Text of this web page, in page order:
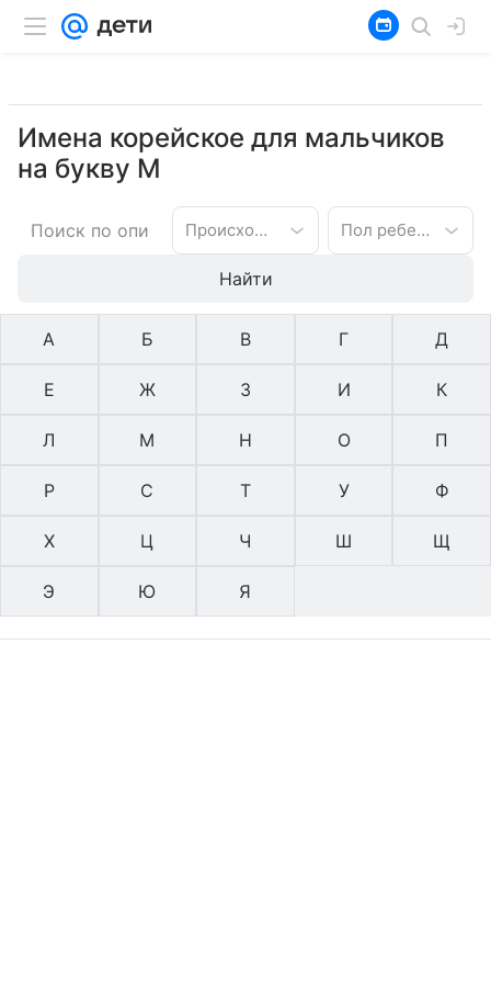
Имена корейское для мальчиков
на букву М
Происхождение имени Пол ребенка
Найти
А Б В Г Д
Е Ж З И К
Л М Н О П
Р С Т У Ф
Х Ц Ч Ш Щ
Э Ю Я